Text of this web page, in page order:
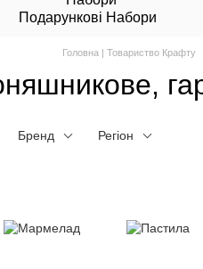
Подарункові Набори
Головна | Товариство Крафту
Бренд Регіон